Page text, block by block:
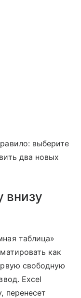
выберите
два новых
внизу
таблица»
как
свободную
Excel
перенесет